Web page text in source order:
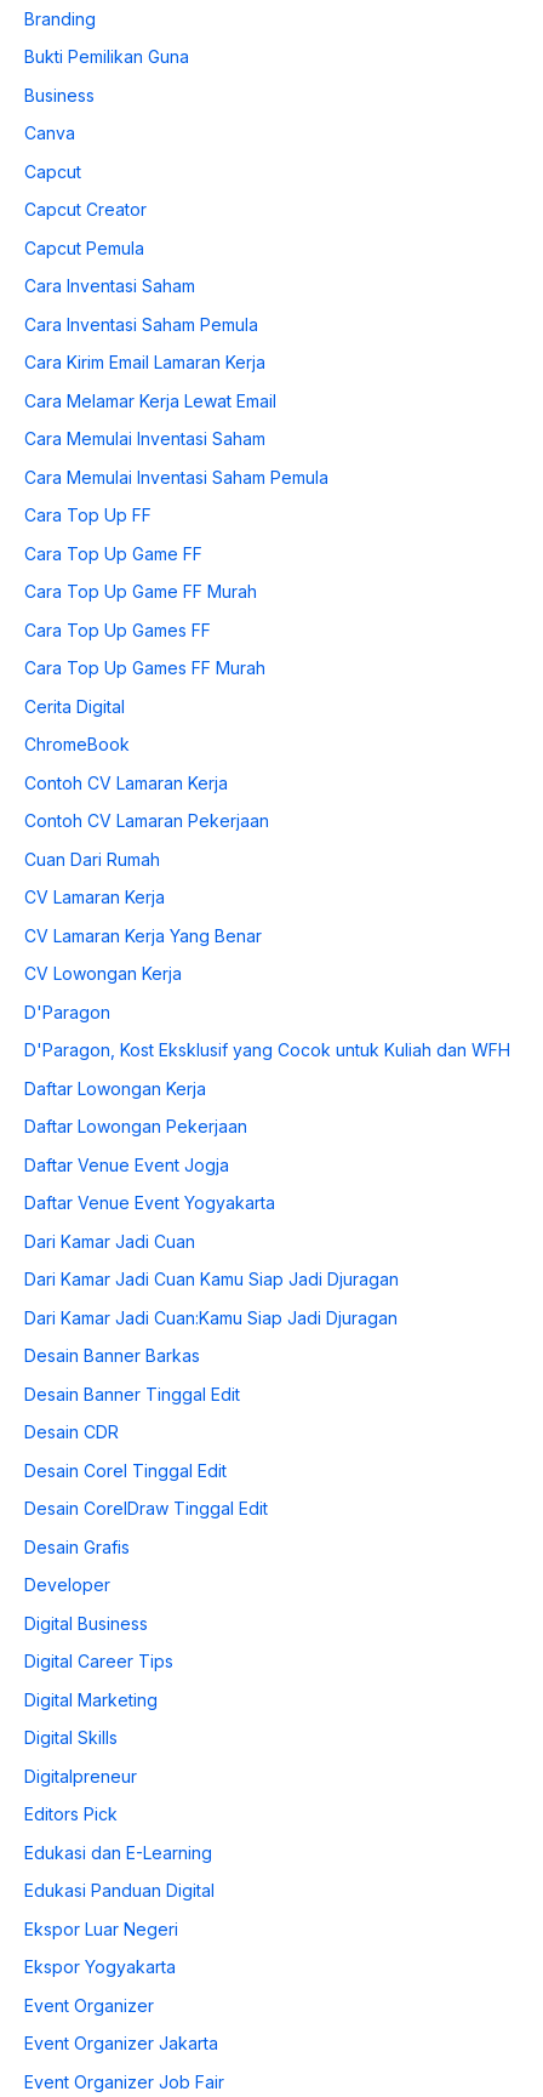
Branding
Bukti Pemilikan Guna
Business
Canva
Capcut
Capcut Creator
Capcut Pemula
Cara Inventasi Saham
Cara Inventasi Saham Pemula
Cara Kirim Email Lamaran Kerja
Cara Melamar Kerja Lewat Email
Cara Memulai Inventasi Saham
Cara Memulai Inventasi Saham Pemula
Cara Top Up FF
Cara Top Up Game FF
Cara Top Up Game FF Murah
Cara Top Up Games FF
Cara Top Up Games FF Murah
Cerita Digital
ChromeBook
Contoh CV Lamaran Kerja
Contoh CV Lamaran Pekerjaan
Cuan Dari Rumah
CV Lamaran Kerja
CV Lamaran Kerja Yang Benar
CV Lowongan Kerja
D'Paragon
D'Paragon, Kost Eksklusif yang Cocok untuk Kuliah dan WFH
Daftar Lowongan Kerja
Daftar Lowongan Pekerjaan
Daftar Venue Event Jogja
Daftar Venue Event Yogyakarta
Dari Kamar Jadi Cuan
Dari Kamar Jadi Cuan Kamu Siap Jadi Djuragan
Dari Kamar Jadi Cuan:Kamu Siap Jadi Djuragan
Desain Banner Barkas
Desain Banner Tinggal Edit
Desain CDR
Desain Corel Tinggal Edit
Desain CorelDraw Tinggal Edit
Desain Grafis
Developer
Digital Business
Digital Career Tips
Digital Marketing
Digital Skills
Digitalpreneur
Editors Pick
Edukasi dan E-Learning
Edukasi Panduan Digital
Ekspor Luar Negeri
Ekspor Yogyakarta
Event Organizer
Event Organizer Jakarta
Event Organizer Job Fair